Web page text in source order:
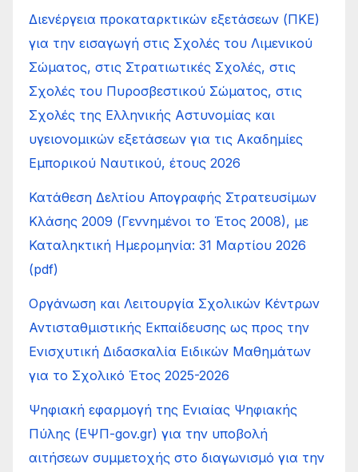
Διενέργεια προκαταρκτικών εξετάσεων (ΠΚΕ)
για την εισαγωγή στις Σχολές του Λιμενικού
Σώματος, στις Στρατιωτικές Σχολές, στις
Σχολές του Πυροσβεστικού Σώματος, στις
Σχολές της Ελληνικής Αστυνομίας και
υγειονομικών εξετάσεων για τις Ακαδημίες
Εμπορικού Ναυτικού, έτους 2026
Κατάθεση Δελτίου Απογραφής Στρατευσίμων
Κλάσης 2009 (Γεννημένοι το Έτος 2008), με
Καταληκτική Ημερομηνία: 31 Μαρτίου 2026
(pdf)
Οργάνωση και Λειτουργία Σχολικών Κέντρων
Αντισταθμιστικής Εκπαίδευσης ως προς την
Ενισχυτική Διδασκαλία Ειδικών Μαθημάτων
για το Σχολικό Έτος 2025-2026
Ψηφιακή εφαρμογή της Ενιαίας Ψηφιακής
Πύλης (ΕΨΠ-gov.gr) για την υποβολή
αιτήσεων συμμετοχής στο διαγωνισμό για την